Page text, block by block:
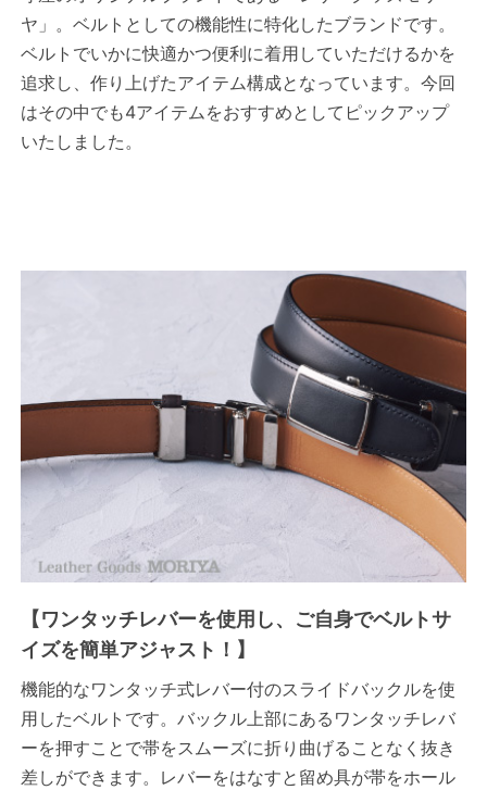
ヤ」。ベルトとしての機能性に特化したブランドです。
ベルトでいかに快適かつ便利に着用していただけるかを
追求し、作り上げたアイテム構成となっています。今回
はその中でも4アイテムをおすすめとしてピックアップ
いたしました。
【ワンタッチレバーを使用し、ご自身でベルトサ
イズを簡単アジャスト！】
機能的なワンタッチ式レバー付のスライドバックルを使
用したベルトです。バックル上部にあるワンタッチレバ
ーを押すことで帯をスムーズに折り曲げることなく抜き
差しができます。レバーをはなすと留め具が帯をホール